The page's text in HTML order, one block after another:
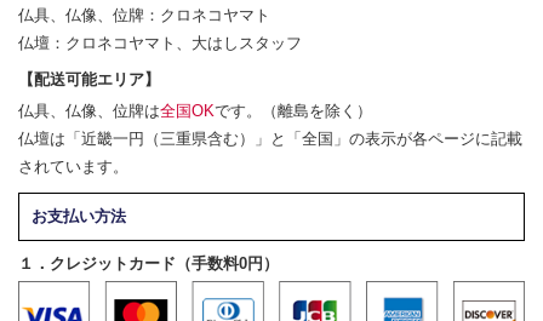
仏具、仏像、位牌：クロネコヤマト
仏壇：クロネコヤマト、大はしスタッフ
【配送可能エリア】
仏具、仏像、位牌は全国OKです。（離島を除く）
仏壇は「近畿一円（三重県含む）」と「全国」の表示が各ページに記載
されています。
お支払い方法
１．クレジットカード（手数料0円）